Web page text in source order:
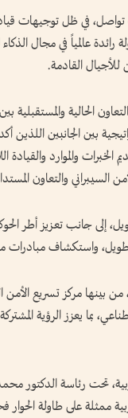
في ظل توجيهات
رائدة عالمياً في مجال
القادمة.
الحالية والمستقبلية
بين الجانبين اللذين
والموارد والقيادة
السيبراني والتعاون
إلى جانب تعزيز أطر
واستكشاف مبادرات
مركز تسريع الأمن
بما يعزز الرؤية
تحت رئاسة الدكتور
ممثلة على طاولة